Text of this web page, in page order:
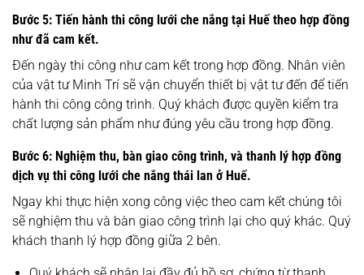
Bước 5: Tiến hành thi công lưới che nắng tại Huế theo hợp đồng
như đã cam kết.
Đến ngày thi công như cam kết trong hợp đồng. Nhân viên
của vật tư Minh Trí sẽ vận chuyển thiết bị vật tư đến để tiến
hành thi công công trình. Quý khách được quyền kiểm tra
chất lượng sản phẩm như đúng yêu cầu trong hợp đồng.
Bước 6: Nghiệm thu, bàn giao công trình, và thanh lý hợp đồng
dịch vụ thi công lưới che nắng thái lan ở Huế.
Ngay khi thực hiện xong công việc theo cam kết chúng tôi
sẽ nghiệm thu và bàn giao công trình lại cho quý khác. Quý
khách thanh lý hợp đồng giữa 2 bên.